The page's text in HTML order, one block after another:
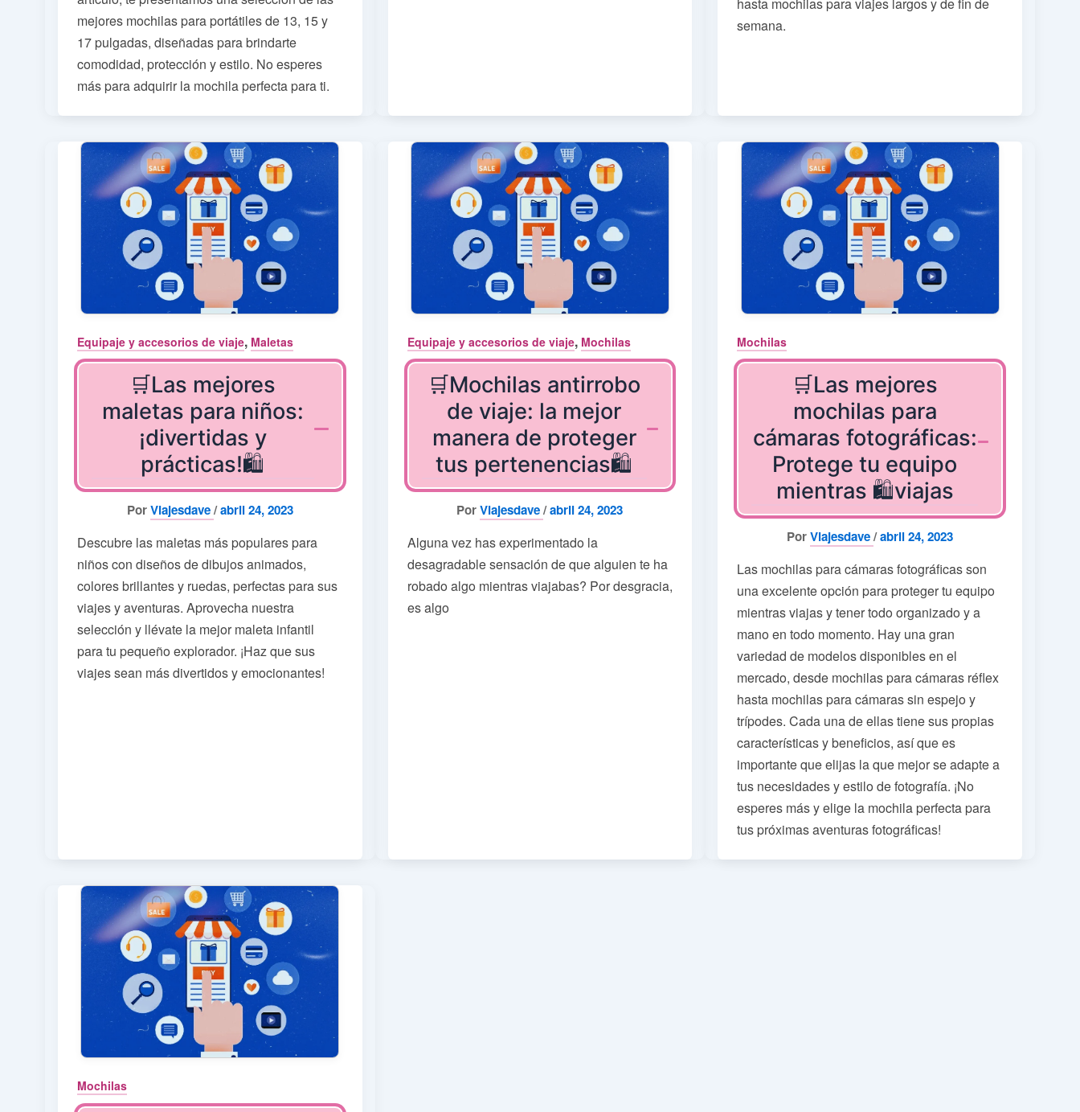
mejores mochilas para portátiles de 13, 15 y
17 pulgadas, diseñadas para brindarte
comodidad, protección y estilo. No esperes
más para adquirir la mochila perfecta para ti.
semana.
Equipaje y accesorios de viaje, Maletas
🛒Las mejores
maletas para niños:
¡divertidas y
prácticas!🛍️
PorViajesdave/abril 24, 2023
Descubre las maletas más populares para
niños con diseños de dibujos animados,
colores brillantes y ruedas, perfectas para sus
viajes y aventuras. Aprovecha nuestra
selección y llévate la mejor maleta infantil
para tu pequeño explorador. ¡Haz que sus
viajes sean más divertidos y emocionantes!
Equipaje y accesorios de viaje, Mochilas
🛒Mochilas antirrobo
de viaje: la mejor
manera de proteger
tus pertenencias🛍️
PorViajesdave/abril 24, 2023
Alguna vez has experimentado la
desagradable sensación de que alguien te ha
robado algo mientras viajabas? Por desgracia,
es algo
Mochilas
🛒Las mejores
mochilas para
cámaras fotográficas:
Protege tu equipo
mientras 🛍️viajas
PorViajesdave/abril 24, 2023
Las mochilas para cámaras fotográficas son
una excelente opción para proteger tu equipo
mientras viajas y tener todo organizado y a
mano en todo momento. Hay una gran
variedad de modelos disponibles en el
mercado, desde mochilas para cámaras réflex
hasta mochilas para cámaras sin espejo y
trípodes. Cada una de ellas tiene sus propias
características y beneficios, así que es
importante que elijas la que mejor se adapte a
tus necesidades y estilo de fotografía. ¡No
esperes más y elige la mochila perfecta para
tus próximas aventuras fotográficas!
Mochilas